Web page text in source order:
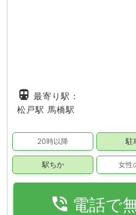
directions_subway 最寄り駅：
松戸駅 馬橋駅
20時以降 駐
駅ちか 女性
phone_in_talk 電話で